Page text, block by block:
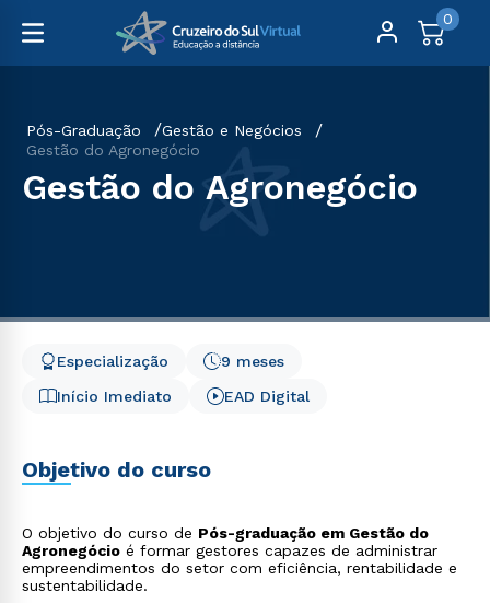
0
Pós-Graduação
Gestão e Negócios
Gestão do Agronegócio
Gestão do Agronegócio
Início Imediato
9 meses
Especialização
EAD Digital
Objetivo do curso
O objetivo do curso de Pós-graduação em Gestão do
Agronegócio é formar gestores capazes de administrar
empreendimentos do setor com eficiência, rentabilidade e
sustentabilidade.